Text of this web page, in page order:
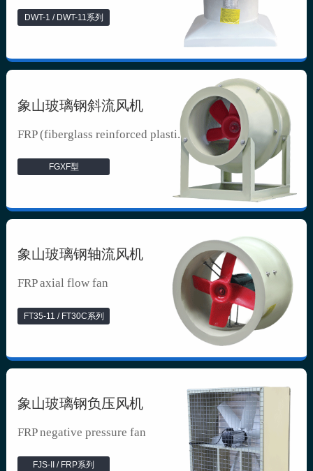
DWT-1 / DWT-11系列
象山玻璃钢斜流风机
FRP (fiberglass reinforced plasti...
FGXF型
象山玻璃钢轴流风机
FRP axial flow fan
FT35-11 / FT30C系列
象山玻璃钢负压风机
FRP negative pressure fan
FJS-II / FRP系列